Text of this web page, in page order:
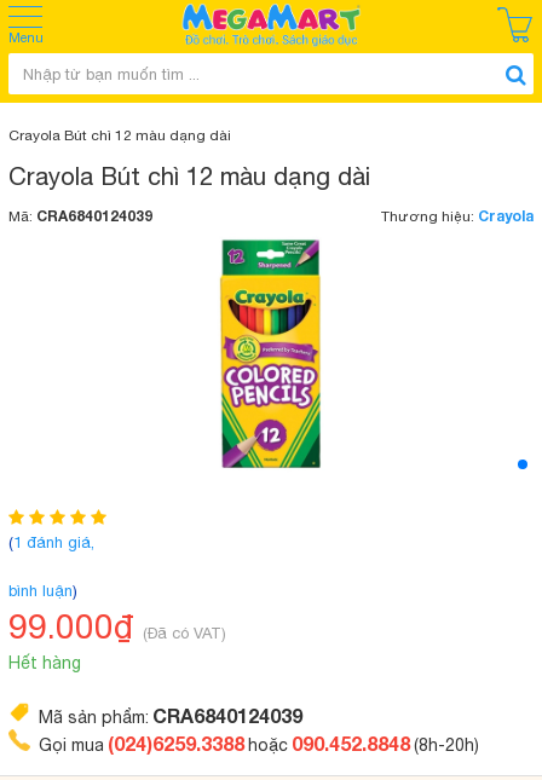
Menu
Crayola Bút chì 12 màu dạng dài
Crayola Bút chì 12 màu dạng dài
Mã: CRA6840124039 Thương hiệu: Crayola
(1 đánh giá,
bình luận)
99.000₫ (Đã có VAT)
Hết hàng
Mã sản phẩm: CRA6840124039
Gọi mua (024)6259.3388 hoặc 090.452.8848(8h-20h)